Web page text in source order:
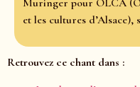
et les cultures d’Alsace),
Retrouvez ce chant dans :